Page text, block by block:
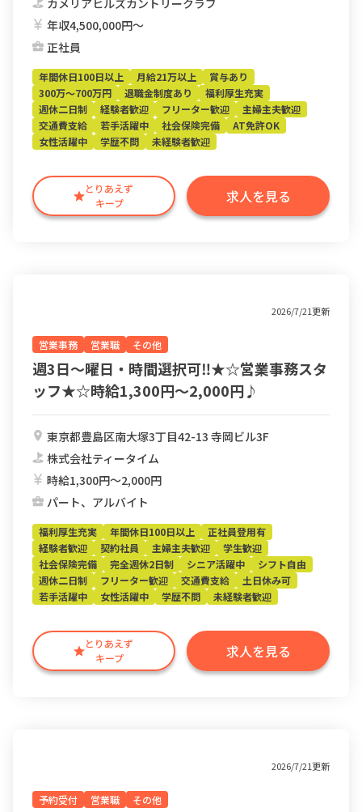
カメリアヒルズカントリークラブ
年収4,500,000円〜
正社員
とりあえず
キープ
求人を見る
年間休日100日以上 月給21万以上
賞与あり
300万～700万円
退職金制度あり
福利厚生充実
週休二日制
経験者歓迎 フリーター歓迎
主婦主夫歓迎
交通費支給
若手活躍中 社会保険完備
AT免許OK
女性活躍中
学歴不問 未経験者歓迎
2026/7/21更新
営業事務 営業職 その他
週3日〜曜日・時間選択可‼︎★☆営業事務スタ
ッフ★☆時給1,300円〜2,000円♪
東京都豊島区南大塚3丁目42-13 寺岡ビル3F
株式会社ティータイム
時給1,300円〜2,000円
パート、アルバイト
とりあえず
キープ
求人を見る
福利厚生充実 年間休日100日以上
正社員登用有
経験者歓迎
契約社員 主婦主夫歓迎
学生歓迎
社会保険完備
完全週休2日制 シニア活躍中
シフト自由
週休二日制
フリーター歓迎 交通費支給
土日休み可
若手活躍中
女性活躍中 学歴不問 未経験者歓迎
2026/7/21更新
予約受付 営業職 その他